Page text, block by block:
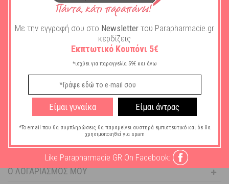
Geske Cleansing Mask Μάσκα
Καθαρισμού Προσώπου 50 ml
Διαθέσιμο
14,95€
ΣΤΟ ΚΑΛΑΘΙ
ΒΟΉΘΕΙΑ
ΠΛΗΡΟΦΟΡΊΕΣ
Ο ΛΟΓΑΡΙΑΣΜΌΣ ΜΟΥ
Με την εγγραφή σου στο Newsletter του Parapharmacie.gr
κερδίζεις
Εκπτωτικό Κουπόνι 5€
*ισχύει για παραγγελία 59€ και άνω
Είμαι γυναίκα Είμαι άντρας
*Το email που θα συμπληρώσεις θα παραμείνει αυστηρά εμπιστευτικό και δε θα
χρησιμοποιηθεί για spam
Like Parapharmacie GR On Facebook: